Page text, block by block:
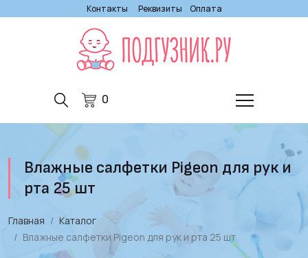
Контакты Реквизиты Оплата
0
Влажные салфетки Pigeon для рук и
рта 25 шт
Главная
Каталог
Влажные салфетки Pigeon для рук и рта 25 шт